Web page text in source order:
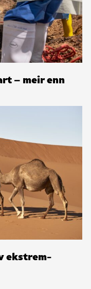
– meir enn
ekstrem­